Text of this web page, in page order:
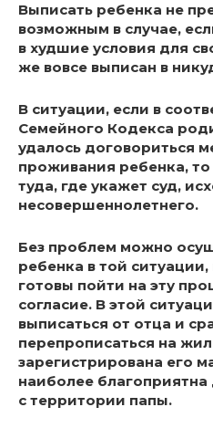
Выписать ребенка не
возможным в случае,
в худшие условия для
же вовсе выписан в
В ситуации, если в
Семейного Кодекса
удалось договориться
проживания ребенка, то
туда, где укажет суд,
несовершеннолетнего.
Без проблем можно
ребенка в той
готовы пойти на эту
согласие. В этой
выписаться от отца и
перепрописаться на
зарегистрирована его
наиболее
с территории папы.